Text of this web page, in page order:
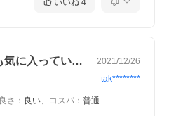
いいね 4
ボジコのワックスとても気に入っています… 2021/12/26
tak********
さ ： 良い、 コスパ ： 普通